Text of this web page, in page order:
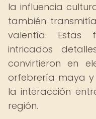
la influencia
también
valentía. Estas
intricados
convirtieron en
orfebrería maya
la interacción
región.